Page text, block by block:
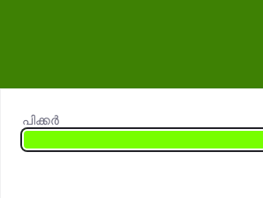
പിക്കർ